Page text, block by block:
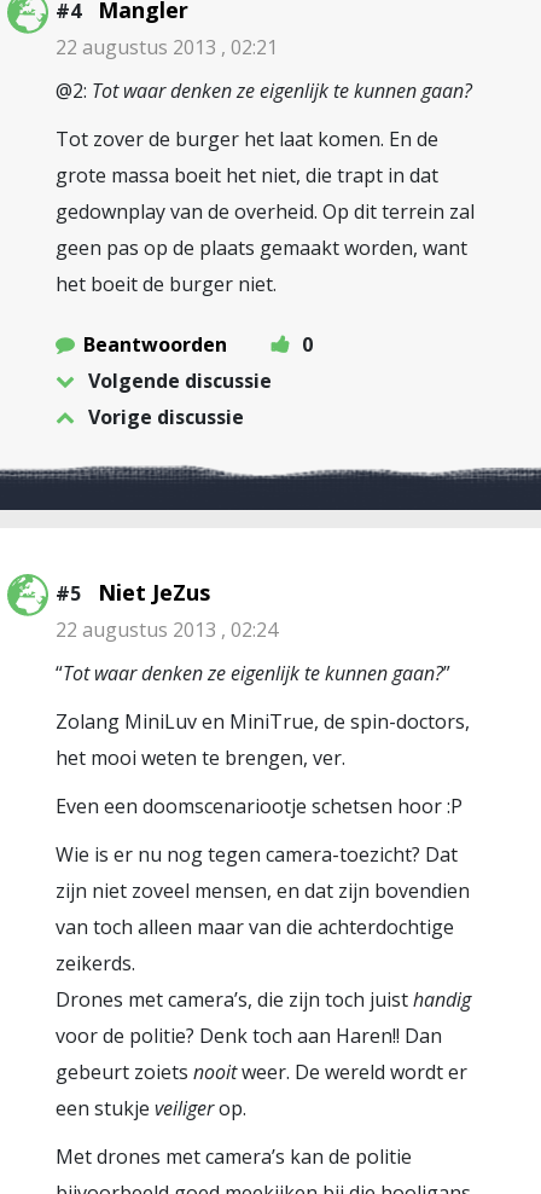
#4 Mangler
22 augustus 2013 , 02:21
@2: Tot waar denken ze eigenlijk te kunnen gaan?
Tot zover de burger het laat komen. En de
grote massa boeit het niet, die trapt in dat
gedownplay van de overheid. Op dit terrein zal
geen pas op de plaats gemaakt worden, want
het boeit de burger niet.
Beantwoorden
0
Volgende discussie
Vorige discussie
#5 Niet JeZus
22 augustus 2013 , 02:24
“Tot waar denken ze eigenlijk te kunnen gaan?”
Zolang MiniLuv en MiniTrue, de spin-doctors,
het mooi weten te brengen, ver.
Even een doomscenariootje schetsen hoor :P
Wie is er nu nog tegen camera-toezicht? Dat
zijn niet zoveel mensen, en dat zijn bovendien
van toch alleen maar van die achterdochtige
zeikerds.
Drones met camera’s, die zijn toch juisthandig
voor de politie? Denk toch aan Haren!! Dan
gebeurt zoiets nooitweer. De wereld wordt er
een stukje veiligerop.
Met drones met camera’s kan de politie